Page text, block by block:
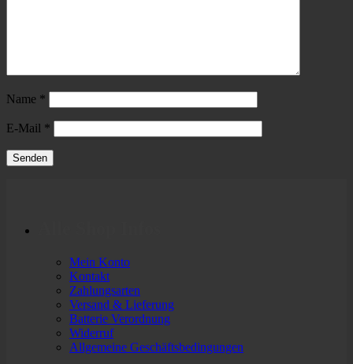
Name *
E-Mail *
Mein Konto
Kontakt
Zahlungsarten
Versand & Lieferung
Batterie Verordnung
Widerruf
Allgemeine Geschäftsbedingungen